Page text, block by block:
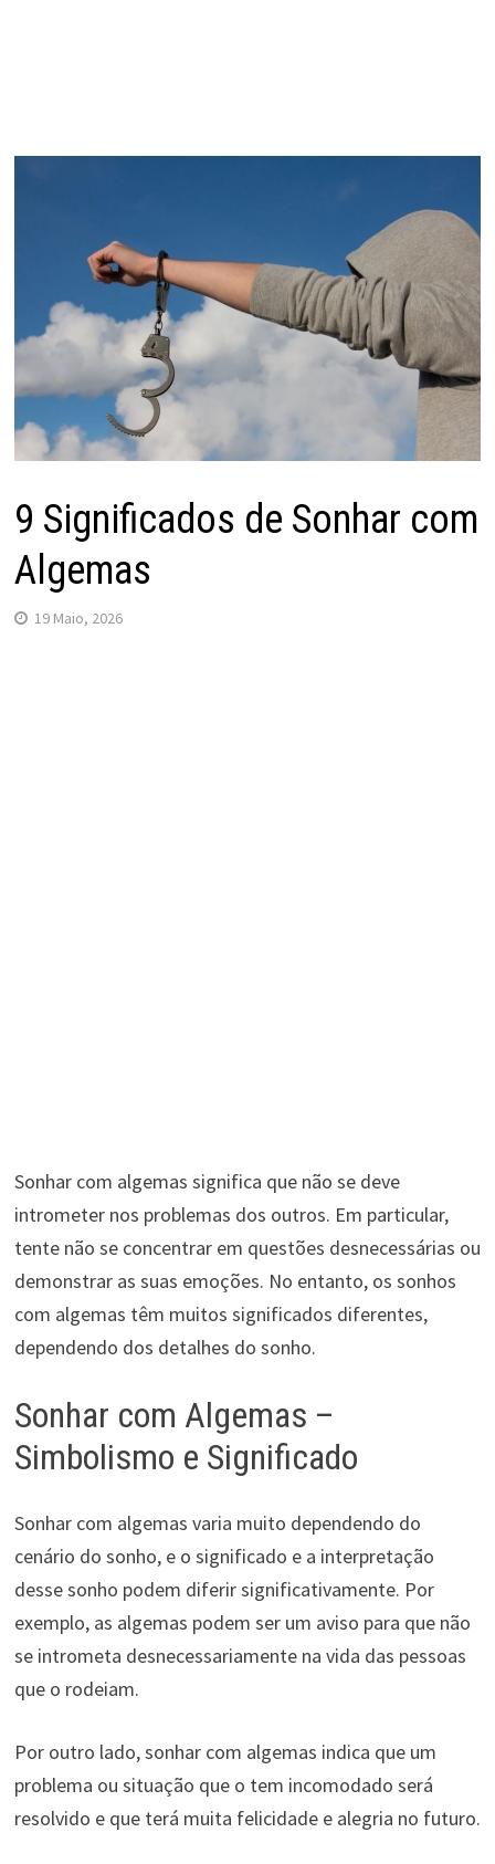
9 Significados de Sonhar com
Algemas
19 Maio, 2026
Sonhar com algemas significa que não se deve
intrometer nos problemas dos outros. Em particular,
tente não se concentrar em questões desnecessárias ou
demonstrar as suas emoções. No entanto, os sonhos
com algemas têm muitos significados diferentes,
dependendo dos detalhes do sonho.
Sonhar com Algemas –
Simbolismo e Significado
Sonhar com algemas varia muito dependendo do
cenário do sonho, e o significado e a interpretação
desse sonho podem diferir significativamente. Por
exemplo, as algemas podem ser um aviso para que não
se intrometa desnecessariamente na vida das pessoas
que o rodeiam.
Por outro lado, sonhar com algemas indica que um
problema ou situação que o tem incomodado será
resolvido e que terá muita felicidade e alegria no futuro.